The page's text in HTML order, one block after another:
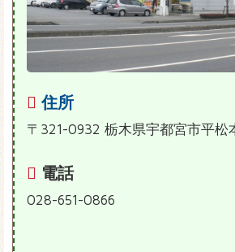
住所
〒321-0932 栃木県宇都宮市平松
電話
028-651-0866